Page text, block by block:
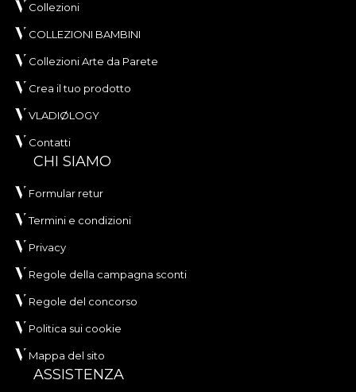
Collezioni
COLLEZIONI BAMBINI
Collezioni Arte da Parete
Crea il tuo prodotto
VLADIØLOGY
Contatti
CHI SIAMO
Formular retur
Termini e condizioni
Privacy
Regole della campagna sconti
Regole del concorso
Politica sui cookie
Mappa del sito
ASSISTENZA